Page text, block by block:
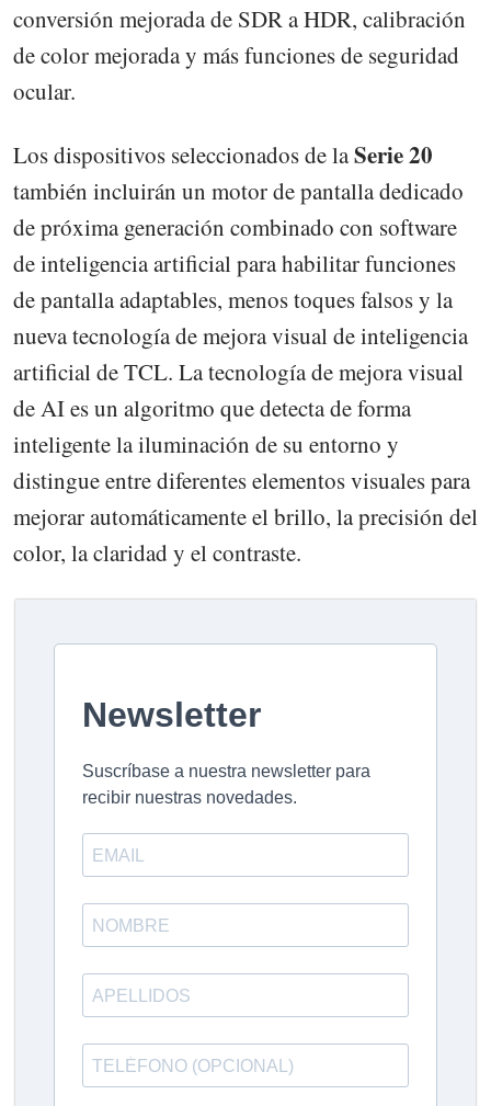
conversión mejorada de SDR a HDR, calibración
de color mejorada y más funciones de seguridad
ocular.
Los dispositivos seleccionados de laSerie 20
también incluirán un motor de pantalla dedicado
de próxima generación combinado con software
de inteligencia artificial para habilitar funciones
de pantalla adaptables, menos toques falsos y la
nueva tecnología de mejora visual de inteligencia
artificial de TCL. La tecnología de mejora visual
de AI es un algoritmo que detecta de forma
inteligente la iluminación de su entorno y
distingue entre diferentes elementos visuales para
mejorar automáticamente el brillo, la precisión del
color, la claridad y el contraste.